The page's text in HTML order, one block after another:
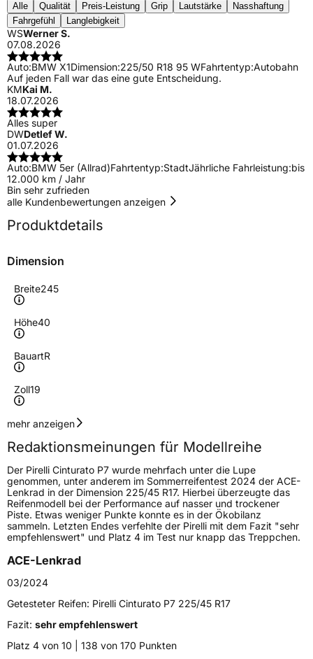
Alle Qualität Preis-Leistung Grip Lautstärke
Nasshaftung
Fahrgefühl
Langlebigkeit
WSWerner S.
07.08.2026
Auto:BMW X1Dimension:225/50 R18 95 WFahrtentyp:Autobahn
Auf jeden Fall war das eine gute Entscheidung.
KMKai M.
18.07.2026
Alles super
DWDetlef W.
01.07.2026
Auto:BMW 5er (Allrad)Fahrtentyp:StadtJährliche Fahrleistung:bis
12.000 km / Jahr
Bin sehr zufrieden
alle Kundenbewertungen anzeigen
Produktdetails
Dimension
Breite245
Höhe40
BauartR
Zoll19
Geschwindigkeitsindex
Höchstgeschwindigkeit
270 km/h
Lastindex94
Höchstlast670 kg
Gewicht (in kg)10,672 kg
Generelle Merkmale
Fahrzeugtyp
VerwendungSommerreifen
ModellnameCinturato P7
FahrzeugartPKW & SUV
mehr anzeigen
Redaktionsmeinungen für Modellreihe
Der Pirelli Cinturato P7 wurde mehrfach unter die Lupe
genommen, unter anderem im Sommerreifentest 2024 der ACE-
Lenkrad in der Dimension 225/45 R17. Hierbei überzeugte das
Reifenmodell bei der Performance auf nasser und trockener
Piste. Etwas weniger Punkte konnte es in der Ökobilanz
sammeln. Letzten Endes verfehlte der Pirelli mit dem Fazit "sehr
empfehlenswert" und Platz 4 im Test nur knapp das Treppchen.
ACE-Lenkrad
03/2024
Getesteter Reifen: Pirelli Cinturato P7 225/45 R17
Fazit: sehr empfehlenswert
Platz 4 von 10 | 138 von 170 Punkten